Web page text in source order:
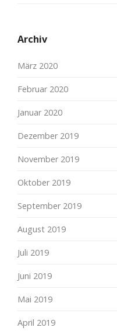
Archiv
März 2020
Februar 2020
Januar 2020
Dezember 2019
November 2019
Oktober 2019
September 2019
August 2019
Juli 2019
Juni 2019
Mai 2019
April 2019